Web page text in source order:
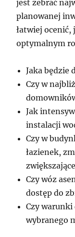
jest zebrać
planowanej
łatwiej
optymalnym
Jaka będzie
Czy w
Jak
instalacji
Czy w
łazienek,
Czy wóz
dostęp do
Czy
wybranego